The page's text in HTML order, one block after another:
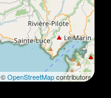
©OpenStreetMapcontributors